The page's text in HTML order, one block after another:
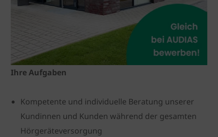
Ihre Aufgaben
Kompetente und individuelle Beratung unserer
Kundinnen und Kunden während der gesamten
Hörgeräteversorgung